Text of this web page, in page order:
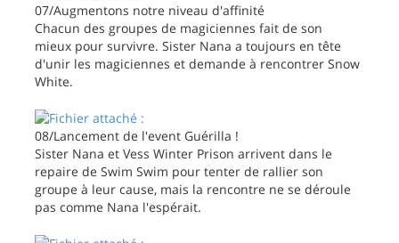
07/Augmentons notre niveau d'affinité
Chacun des groupes de magiciennes fait de son
mieux pour survivre. Sister Nana a toujours en tête
d'unir les magiciennes et demande à rencontrer Snow
White.
08/Lancement de l'event Guérilla !
Sister Nana et Vess Winter Prison arrivent dans le
repaire de Swim Swim pour tenter de rallier son
groupe à leur cause, mais la rencontre ne se déroule
pas comme Nana l'espérait.